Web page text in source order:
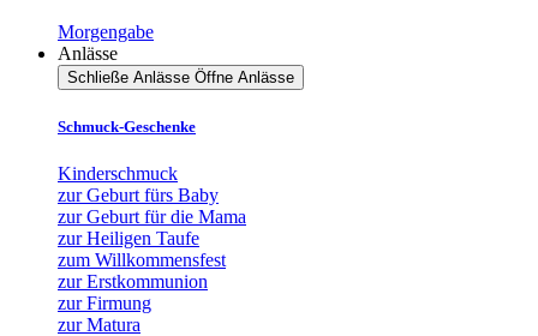
Morgengabe
Anlässe
Schließe Anlässe Öffne Anlässe
Schmuck-Geschenke
Kinderschmuck
zur Geburt fürs Baby
zur Geburt für die Mama
zur Heiligen Taufe
zum Willkommensfest
zur Erstkommunion
zur Firmung
zur Matura